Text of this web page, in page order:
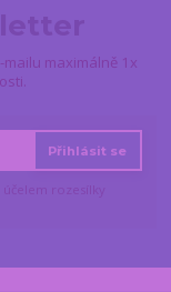
maximálně 1x
Přihlásit se